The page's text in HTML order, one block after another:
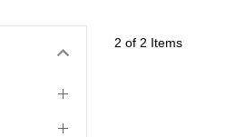
2 of 2 Items